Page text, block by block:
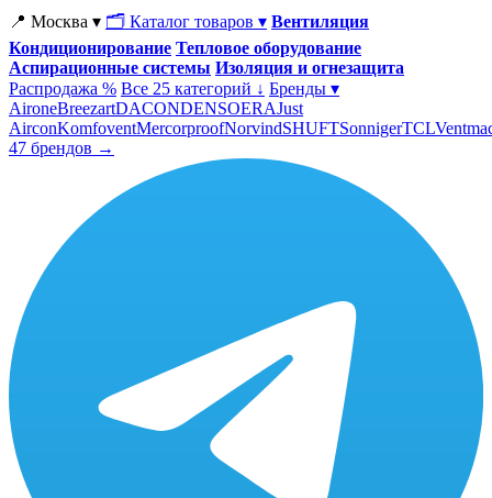
📍 Москва ▾ 🗂 Каталог товаров ▾ Вентиляция
Кондиционирование Тепловое оборудование
Аспирационные системы Изоляция и огнезащита
Распродажа % Все 25 категорий ↓ Бренды ▾
AironeBreezartDACONDENSOERAJust
AirconKomfoventMercorproofNorvindSHUFTSonnigerTCL
47 брендов →